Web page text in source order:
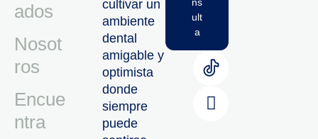
ados
Nosot
ros
Encue
ntra
cultivar un
ambiente
dental
amigable y
optimista
donde
siempre
puede
ult
a